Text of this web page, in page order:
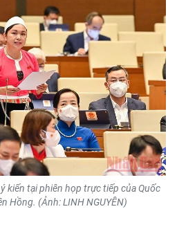
Long
Minh
kiến tại phiên họp trực tiếp của Quốc
Hồng. (Ảnh: LINH NGUYÊN)